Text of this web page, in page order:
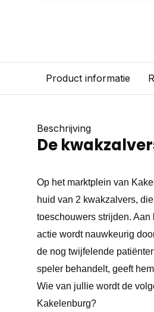
Product informatie
Beschrijving
De
Op het marktplein van
huid van 2 kwakzalvers,
toeschouwers strijden.
actie wordt nauwkeurig
de nog twijfelende
speler behandelt, geeft
Wie van jullie wordt de
Kakelenburg?